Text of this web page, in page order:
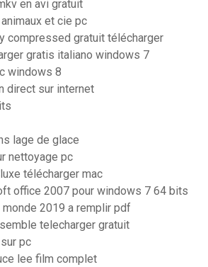
en avi gratuit
et cie pc
compressed gratuit télécharger
gratis italiano windows 7
windows 8
direct sur internet
lage de glace
nettoyage pc
télécharger mac
office 2007 pour windows 7 64 bits
2019 a remplir pdf
telecharger gratuit
pc
lee film complet